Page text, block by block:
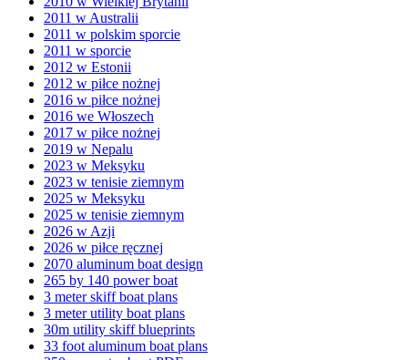
2011 w Australii
2011 w polskim sporcie
2011 w sporcie
2012 w Estonii
2012 w piłce nożnej
2016 w piłce nożnej
2016 we Włoszech
2017 w piłce nożnej
2019 w Nepalu
2023 w Meksyku
2023 w tenisie ziemnym
2025 w Meksyku
2025 w tenisie ziemnym
2026 w Azji
2026 w piłce ręcznej
2070 aluminum boat design
265 by 140 power boat
3 meter skiff boat plans
3 meter utility boat plans
30m utility skiff blueprints
33 foot aluminum boat plans